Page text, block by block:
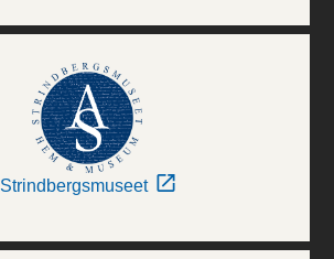
Strindbergsmuseet